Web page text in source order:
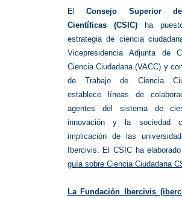
ElConsejo Superior
Científicas (CSIC)ha
estrategia de ciencia
Vicepresidencia Adjunta de
Ciencia Ciudadana (VACC) y
de Trabajo de Ciencia
establece líneas de
agentes del sistema de
innovación y la sociedad
implicación de las
Ibercivis. El CSIC ha
guía sobre Ciencia Ciudadana
La Fundación Ibercivis